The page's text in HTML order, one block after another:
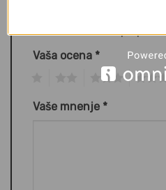
100% bombaža | 3 pari”
Vaša ocena *
4
Vaše mnenje *